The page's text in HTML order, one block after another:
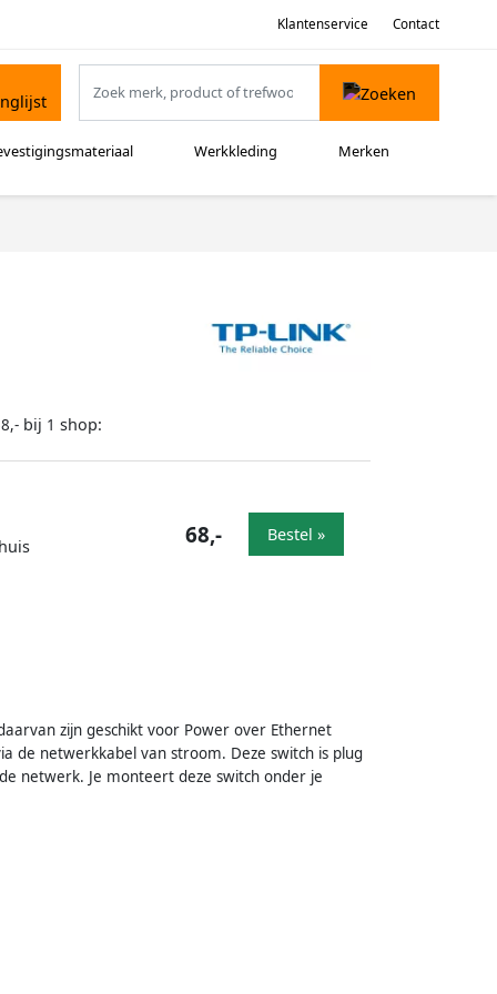
Klantenservice Contact
Werkkleding Merken
bij 1 shop:
68,- Bestel »
zijn geschikt voor Power over Ethernet
de netwerkkabel van stroom. Deze switch is plug
netwerk. Je monteert deze switch onder je